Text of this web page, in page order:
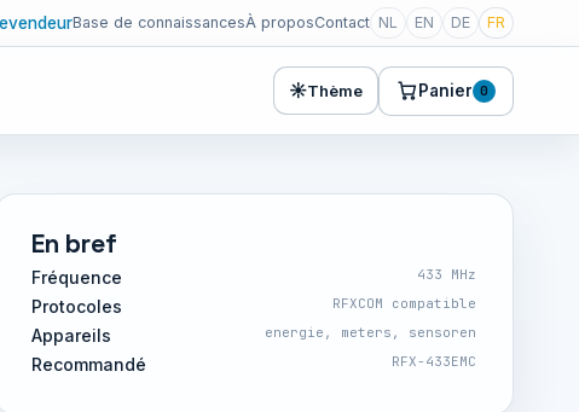
Base de connaissancesÀ proposContact NL EN DE FR
☀Thème Panier 0
En bref
Fréquence 433 MHz
Protocoles RFXCOM compatible
Appareils energie, meters, sensoren
Recommandé RFX-433EMC